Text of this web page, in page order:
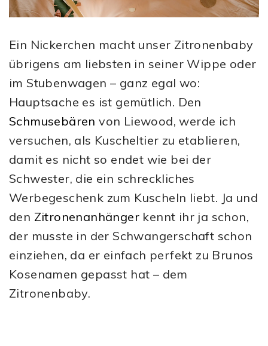
Ein Nickerchen macht unser Zitronenbaby
übrigens am liebsten in seiner Wippe oder
im Stubenwagen – ganz egal wo:
Hauptsache es ist gemütlich. Den
Schmusebären von Liewood, werde ich
versuchen, als Kuscheltier zu etablieren,
damit es nicht so endet wie bei der
Schwester, die ein schreckliches
Werbegeschenk zum Kuscheln liebt. Ja und
den Zitronenanhänger kennt ihr ja schon,
der musste in der Schwangerschaft schon
einziehen, da er einfach perfekt zu Brunos
Kosenamen gepasst hat – dem
Zitronenbaby.